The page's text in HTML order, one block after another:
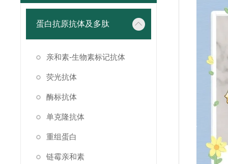
蛋白抗原抗体及多肽
亲和素-生物素标记抗体
荧光抗体
酶标抗体
单克隆抗体
重组蛋白
链霉亲和素